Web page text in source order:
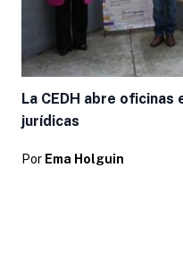
La CEDH abre oficinas
jurídicas
Por Ema Holguin